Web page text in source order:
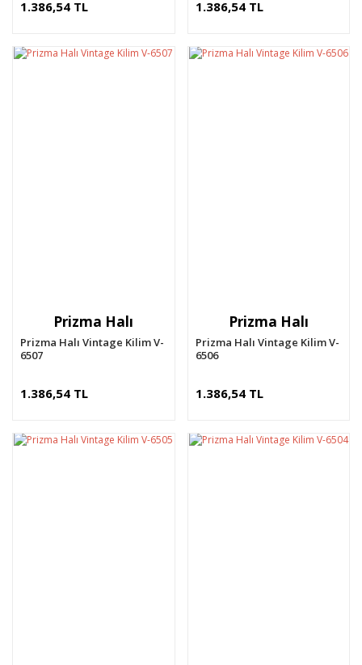
1.386,54 TL 1.386,54 TL
Prizma Halı
Prizma Halı Vintage Kilim V-
6507
1.386,54 TL
Prizma Halı
Prizma Halı Vintage Kilim V-
6506
1.386,54 TL